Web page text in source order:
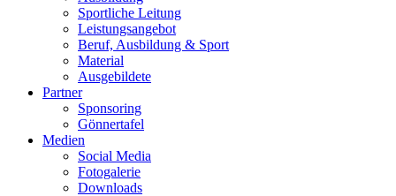
Sportliche Leitung
Leistungsangebot
Beruf, Ausbildung & Sport
Material
Ausgebildete
Partner
Sponsoring
Gönnertafel
Medien
Social Media
Fotogalerie
Downloads